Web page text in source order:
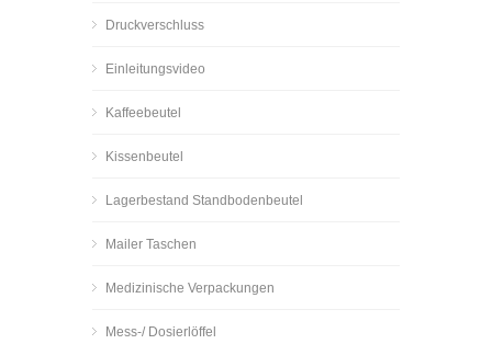
Druckverschluss
Einleitungsvideo
Kaffeebeutel
Kissenbeutel
Lagerbestand Standbodenbeutel
Mailer Taschen
Medizinische Verpackungen
Mess-/ Dosierlöffel